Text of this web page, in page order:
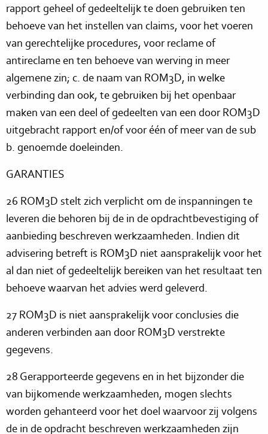
rapport geheel of gedeeltelijk te doen gebruiken ten
behoeve van het instellen van claims, voor het voeren
van gerechtelijke procedures, voor reclame of
antireclame en ten behoeve van werving in meer
algemene zin; c. de naam van ROM3D, in welke
verbinding dan ook, te gebruiken bij het openbaar
maken van een deel of gedeelten van een door ROM3D
uitgebracht rapport en/of voor één of meer van de sub
b. genoemde doeleinden.
GARANTIES
26 ROM3D stelt zich verplicht om de inspanningen te
leveren die behoren bij de in de opdrachtbevestiging of
aanbieding beschreven werkzaamheden. Indien dit
advisering betreft is ROM3D niet aansprakelijk voor het
al dan niet of gedeeltelijk bereiken van het resultaat ten
behoeve waarvan het advies werd geleverd.
27 ROM3D is niet aansprakelijk voor conclusies die
anderen verbinden aan door ROM3D verstrekte
gegevens.
28 Gerapporteerde gegevens en in het bijzonder die
van bijkomende werkzaamheden, mogen slechts
worden gehanteerd voor het doel waarvoor zij volgens
de in de opdracht beschreven werkzaamheden zijn